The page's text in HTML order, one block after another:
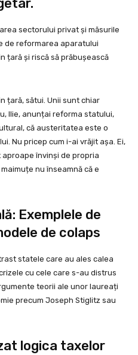
sectorului privat și măsurile
de reformarea aparatului
țară și riscă să prăbușească
țară, sătui. Unii sunt chiar
Ilie, anunțai reforma statului,
că austeritatea este o
Nu pricep cum i-ai vrăjit așa. Ei,
învinși de propria
nu înseamnă că e
Exemplele de
de colaps
statele care au ales calea
cu cele care s-au distrus
teorii ale unor laureați
precum Joseph Stiglitz sau
logica taxelor